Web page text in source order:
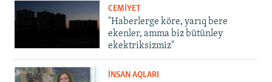
CEMİYET
"Haberlerge köre, yarıq bere
ekenler, amma biz bütünley
ekektriksizmiz"
İNSAN AQLARI